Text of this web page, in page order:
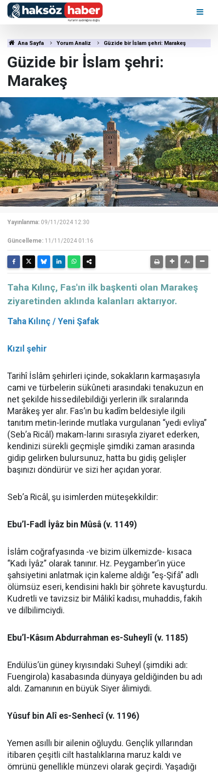
Ana Sayfa Yorum Analiz Güzide bir İslam şehri: Marakeş
Güzide bir İslam şehri:
Marakeş
Yayınlanma: 09/11/2024 12:30
Güncelleme: 11/11/2024 01:16
Taha Kılınç, Fas'ın ilk başkenti olan Marakeş
ziyaretinden aklında kalanları aktarıyor.
Taha Kılınç / Yeni Şafak
Kızıl şehir
Tarihî İslâm şehirleri içinde, sokakların karmaşasıyla
cami ve türbelerin sükûneti arasındaki tenakuzun en
net şekilde hissedilebildiği yerlerin ilk sıralarında
Marâkeş yer alır. Fas’ın bu kadîm beldesiyle ilgili
tanıtım metin-lerinde mutlaka vurgulanan “yedi evliya”
(Seb’a Ricâl) makam-larını sırasıyla ziyaret ederken,
kendinizi sürekli geçmişle şimdiki zaman arasında
gidip gelirken bulursunuz, hatta bu gidiş gelişler
başınızı döndürür ve sizi her açıdan yorar.
Seb’a Ricâl, şu isimlerden müteşekkildir:
Ebu’l-Fadl İyâz bin Mûsâ (v. 1149)
İslâm coğrafyasında -ve bizim ülkemizde- kısaca
“Kadı İyâz” olarak tanınır. Hz. Peygamber’in yüce
şahsiyetini anlatmak için kaleme aldığı “eş-Şifâ” adlı
ölümsüz eseri, kendisini haklı bir şöhrete kavuşturdu.
Kudretli ve tavizsiz bir Mâlikî kadısı, muhaddis, fakih
ve dilbilimciydi.
Ebu’l-Kâsım Abdurrahman es-Suheylî (v. 1185)
Endülüs’ün güney kıyısındaki Suheyl (şimdiki adı:
Fuengirola) kasabasında dünyaya geldiğinden bu adı
aldı. Zamanının en büyük Siyer âlimiydi.
Yûsuf bin Alî es-Senhecî (v. 1196)
Yemen asıllı bir ailenin oğluydu. Gençlik yıllarından
itibaren çeşitli cilt hastalıklarına maruz kaldı ve
ömrünü genellikle münzevi olarak geçirdi. Yaşadığı